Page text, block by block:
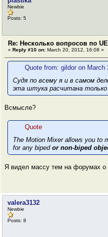
Newbie
Posts: 5
Re: Несколько вопросов по
« Reply #10 on: March 20, 2012, 16:08 »
Quote from: gildor on March
Судя по всему я и в самом
эта штука расчитана только
Всмысле?
Quote
The Motion Mixer allows you to
for any biped or non-biped
Я видел массу тем на форумах о
valera3132
Newbie
Posts: 8